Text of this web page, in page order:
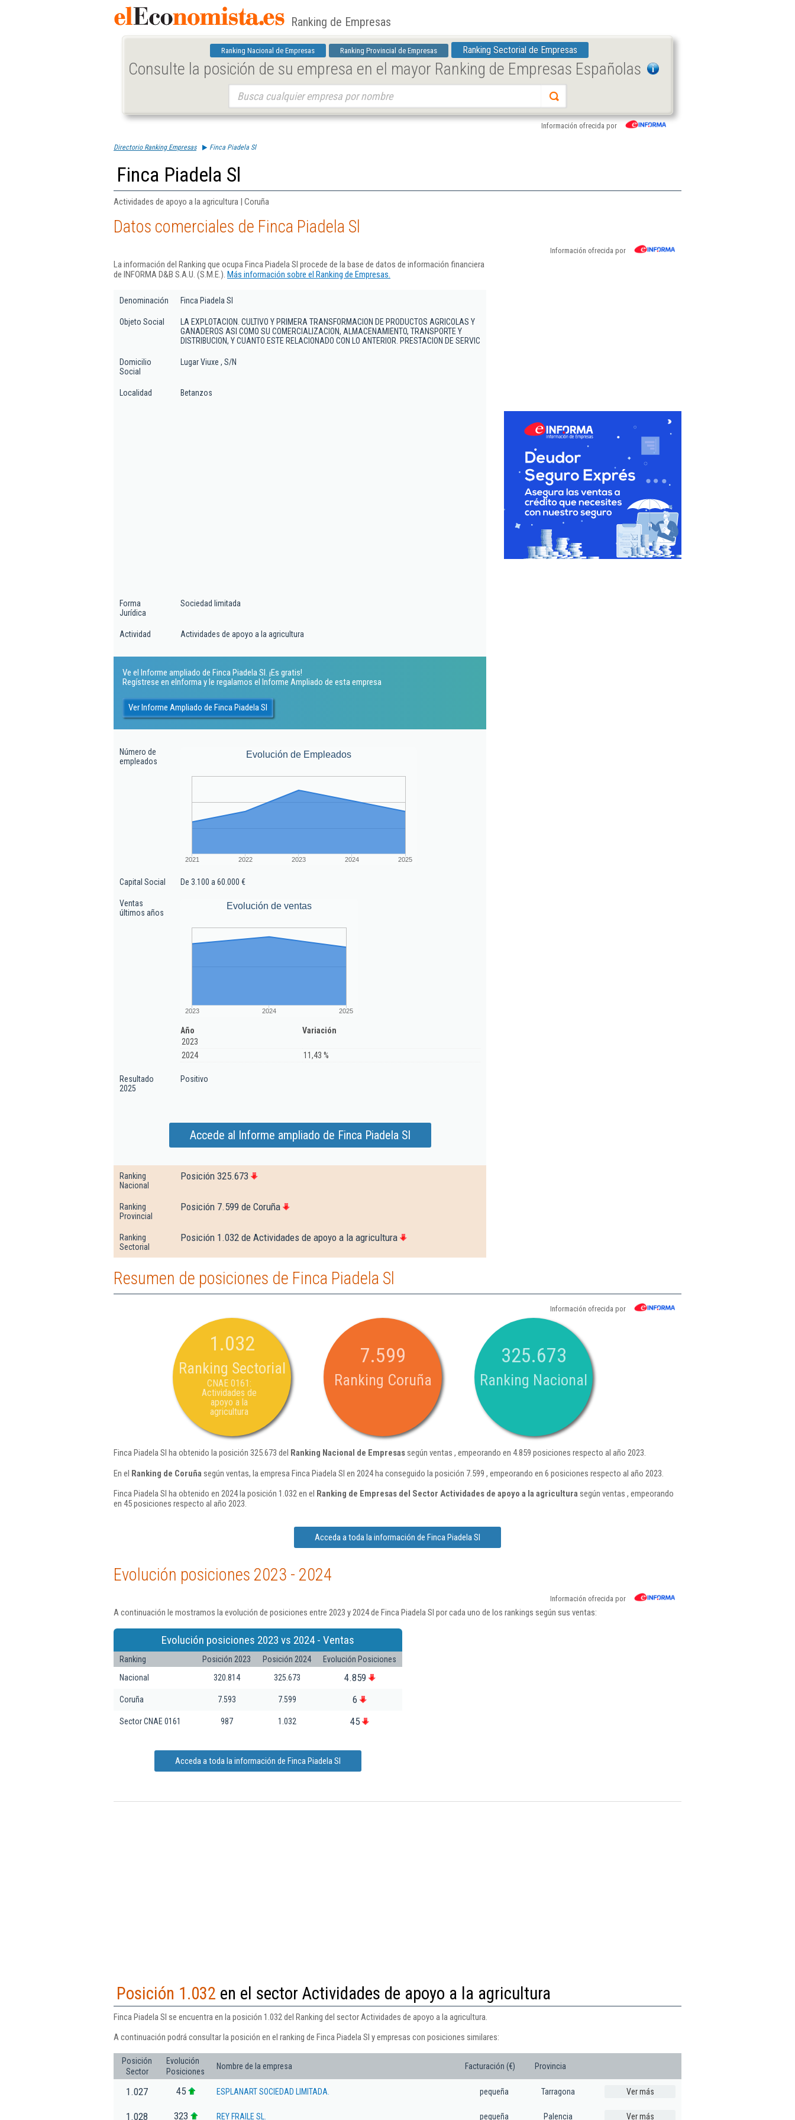
Ranking de Empresas
Ranking Nacional de Empresas Ranking Provincial de Empresas Ranking Sectorial de Empresas
Consulte la posición de su empresa en el mayor Ranking de Empresas Españolas
Información ofrecida por
Directorio Ranking Empresas Finca Piadela Sl
Finca Piadela Sl
Actividades de apoyo a la agricultura | Coruña
Datos comerciales de Finca Piadela Sl
Información ofrecida por
La información del Ranking que ocupa Finca Piadela Sl procede de la base de datos de información financiera
de INFORMA D&B S.A.U. (S.M.E.). Más información sobre el Ranking de Empresas.
Denominación Finca Piadela Sl
Objeto Social
LA EXPLOTACION. CULTIVO Y PRIMERA TRANSFORMACION DE PRODUCTOS AGRICOLAS Y
GANADEROS ASI COMO SU COMERCIALIZACION, ALMACENAMIENTO, TRANSPORTE Y
DISTRIBUCION, Y CUANTO ESTE RELACIONADO CON LO ANTERIOR. PRESTACION DE SERVIC
Domicilio
Social
Lugar Viuxe , S/N
Localidad Betanzos
Forma
Jurídica
Sociedad limitada
Actividad Actividades de apoyo a la agricultura
Ve el Informe ampliado de Finca Piadela Sl. ¡Es gratis!
Regístrese en eInforma y le regalamos el Informe Ampliado de esta empresa
Ver Informe Ampliado de Finca Piadela Sl
Número de
empleados
Evolución de Empleados
2021 2022 2023 2024 2025
Capital Social De 3.100 a 60.000 €
Ventas
últimos años
Evolución de ventas
2023 2024 2025
Año
Variación
2023
2024
11,43 %
Resultado
2025
Positivo
Accede al Informe ampliado de Finca Piadela Sl
Ranking
Nacional
Posición 325.673
Ranking
Provincial
Posición 7.599 de Coruña
Ranking
Sectorial
Posición 1.032 de Actividades de apoyo a la agricultura
Resumen de posiciones de Finca Piadela Sl
Información ofrecida por
1.032
Ranking Sectorial
CNAE 0161:
Actividades de
apoyo a la
agricultura
7.599
Ranking Coruña
325.673
Ranking Nacional
Finca Piadela Sl ha obtenido la posición 325.673 del Ranking Nacional de Empresassegún ventas , empeorando en 4.859 posiciones respecto al año 2023.
En el Ranking de Coruña según ventas, la empresa Finca Piadela Sl en 2024 ha conseguido la posición 7.599 , empeorando en 6 posiciones respecto al año 2023.
Finca Piadela Sl ha obtenido en 2024 la posición 1.032 en el Ranking de Empresas del Sector Actividades de apoyo a la agriculturasegún ventas , empeorando
en 45 posiciones respecto al año 2023.
Acceda a toda la información de Finca Piadela Sl
Evolución posiciones 2023 - 2024
Información ofrecida por
A continuación le mostramos la evolución de posiciones entre 2023 y 2024 de Finca Piadela Sl por cada uno de los rankings según sus ventas:
Evolución posiciones 2023 vs 2024 - Ventas
Ranking Posición 2023 Posición 2024
Evolución Posiciones
Nacional
320.814 325.673 4.859
Coruña 7.593 7.599 6
Sector CNAE 0161 987 1.032 45
Acceda a toda la información de Finca Piadela Sl
Posición 1.032 en el sector Actividades de apoyo a la agricultura
Finca Piadela Sl se encuentra en la posición 1.032 del Ranking del sector Actividades de apoyo a la agricultura.
A continuación podrá consultar la posición en el ranking de Finca Piadela Sl y empresas con posiciones similares:
Posición
Sector
Evolución
Posiciones
Nombre de la empresa Facturación (€) Provincia
1.027 45 ESPLANART SOCIEDAD LIMITADA. pequeña Tarragona Ver más
1.028 323 REY FRAILE SL. pequeña Palencia Ver más